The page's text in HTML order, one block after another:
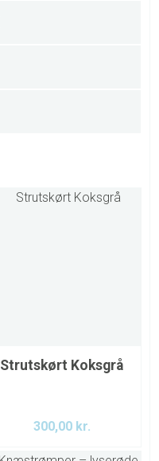
Strutskørt Koksgrå
300,00 kr.